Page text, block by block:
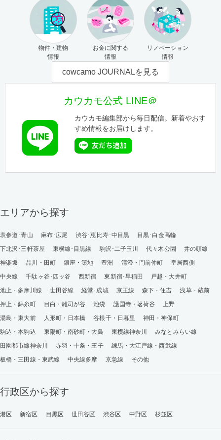
物件・建物
情報
お金に関する
情報
リノベーション
情報
cowcamo JOURNALを見る
カウカモ公式 LINE＠
カウカモ編集部から毎日配信。新着やおす
すめ情報をお届けします。
エリアから探す
表参道･青山 麻布･広尾 渋谷･恵比寿･中目黒
目黒･白金高輪
下北沢･三軒茶屋
東横線･目黒線 駒沢･二子玉川 代々木公園
井の頭線
神楽坂
品川・田町 銀座・築地 豊洲 清澄・門前仲町
皇居西側
中央線
千駄ヶ谷･四ッ谷 西新宿 東新宿･早稲田
戸越・大井町
池上・多摩川線
世田谷線 経堂･成城 京王線 森下・住吉
浅草・蔵前
押上・錦糸町
目白・雑司が谷 池袋 護国寺・茗荷谷
上野
湯島・東大前
人形町・日本橋 谷根千・日暮里
神田・神保町
駒込・本駒込
東陽町・南砂町・大島 東横線神奈川
みなとみらい線
田園都市線神奈川
赤羽・十条・王子
練馬・大江戸線・西武線
板橋・三田線・東武線
中央線多摩 京急線 その他
行政区から探す
港区 新宿区 目黒区 世田谷区 渋谷区 中野区 杉並区